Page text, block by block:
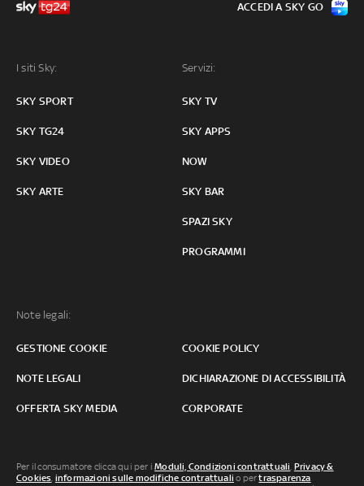
I siti Sky:
SKY SPORT
SKY TG24
SKY VIDEO
SKY ARTE
Servizi:
SKY TV
SKY APPS
NOW
SKY BAR
SPAZI SKY
PROGRAMMI
Note legali:
GESTIONE COOKIE COOKIE POLICY
NOTE LEGALI DICHIARAZIONE DI ACCESSIBILITÀ
OFFERTA SKY MEDIA CORPORATE
ACCEDI A SKY GO
Per il consumatore clicca qui per iModuli, Condizioni contrattuali, Privacy &
Cookies, informazioni sulle modifiche contrattuali o pertrasparenza